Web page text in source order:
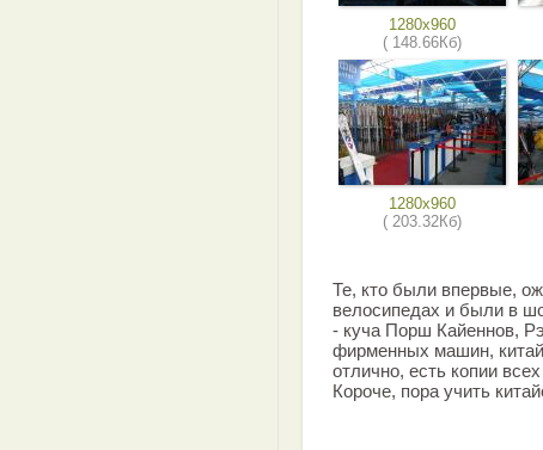
1280x960
( 148.66Кб)
1280x960
( 203.32Кб)
Те, кто были впервые,
велосипедах и были в
- куча Порш Кайеннов,
фирменных машин,
отлично, есть копии
Короче, пора учить